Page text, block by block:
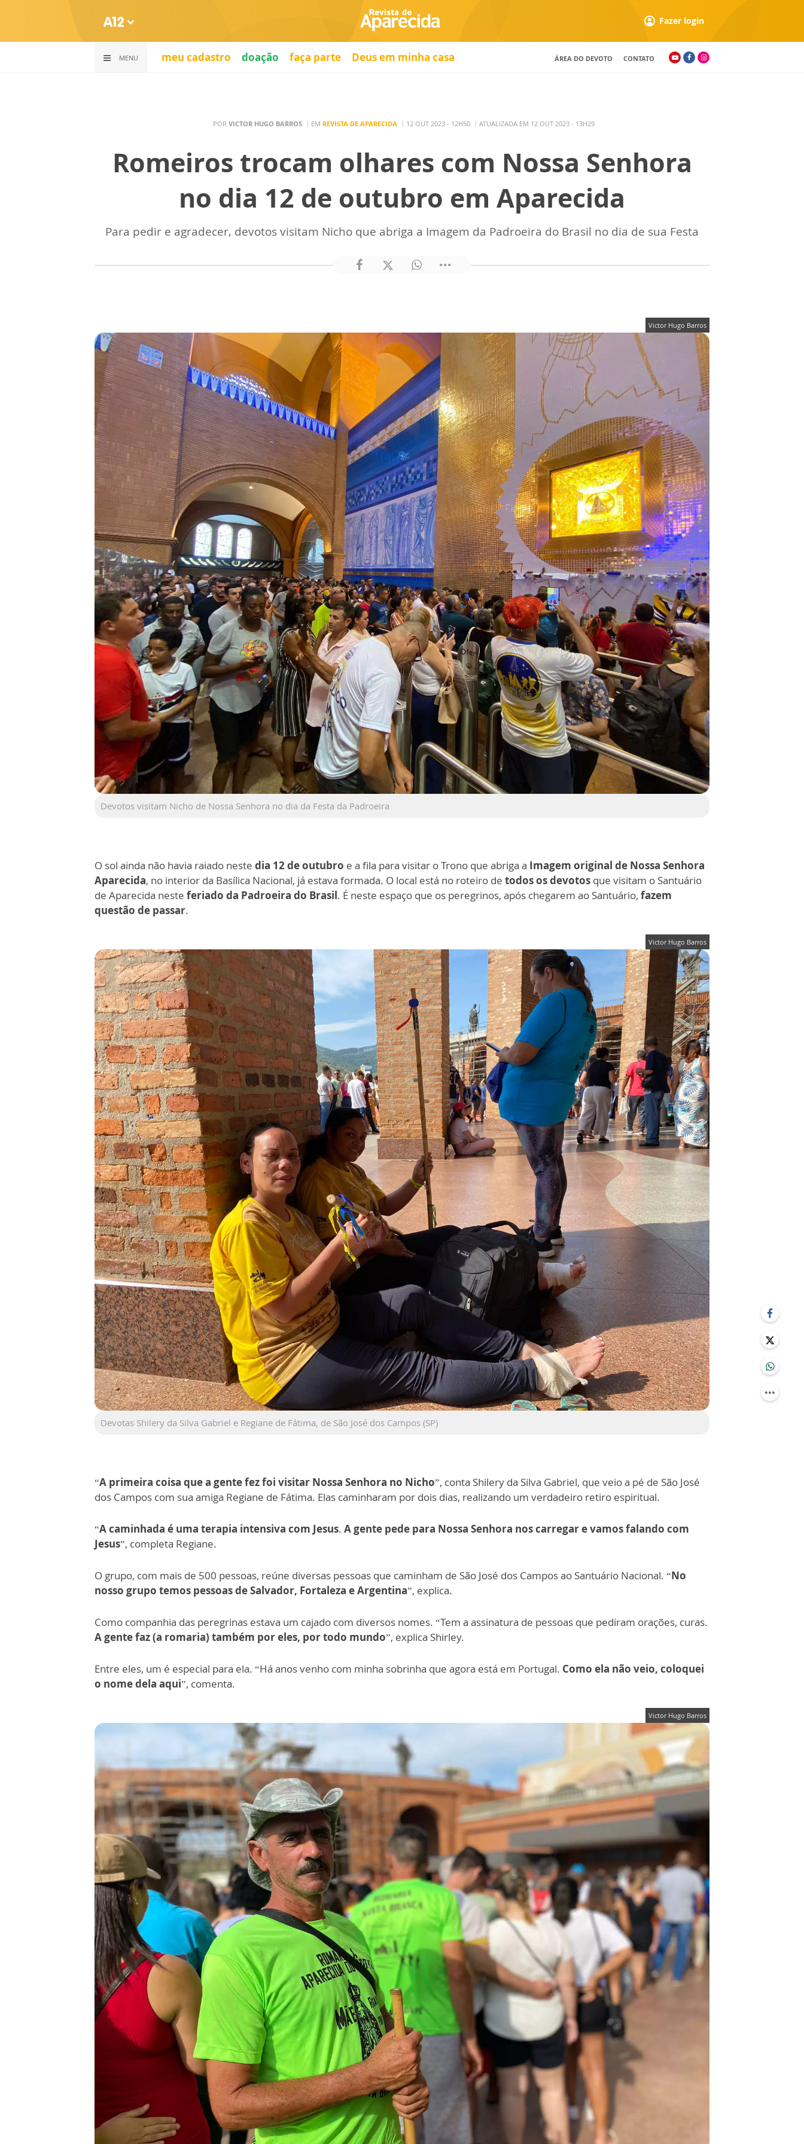
Fazer login
MENU meu cadastro doação faça parte Deus em minha casa ÁREA DO DEVOTO CONTATO
POR VICTOR HUGO BARROS EM REVISTA DE APARECIDA 12 OUT 2023 - 12H50 ATUALIZADA EM 12 OUT 2023 - 13H29
Romeiros trocam olhares com Nossa Senhora
no dia 12 de outubro em Aparecida
Para pedir e agradecer, devotos visitam Nicho que abriga a Imagem da Padroeira do Brasil no dia de sua Festa
Victor Hugo Barros
Devotos visitam Nicho de Nossa Senhora no dia da Festa da Padroeira
O sol ainda não havia raiado neste dia 12 de outubro e a fila para visitar o Trono que abriga a Imagem original de Nossa Senhora
Aparecida, no interior da Basílica Nacional, já estava formada. O local está no roteiro de todos os devotos que visitam o Santuário
de Aparecida neste feriado da Padroeira do Brasil. É neste espaço que os peregrinos, após chegarem ao Santuário, fazem
questão de passar.
Victor Hugo Barros
Devotas Shilery da Silva Gabriel e Regiane de Fátima, de São José dos Campos (SP)
“A primeira coisa que a gente fez foi visitar Nossa Senhora no Nicho”, conta Shilery da Silva Gabriel, que veio a pé de São José
dos Campos com sua amiga Regiane de Fátima. Elas caminharam por dois dias, realizando um verdadeiro retiro espiritual.
“A caminhada é uma terapia intensiva com Jesus. A gente pede para Nossa Senhora nos carregar e vamos falando com
Jesus”, completa Regiane.
O grupo, com mais de 500 pessoas, reúne diversas pessoas que caminham de São José dos Campos ao Santuário Nacional. “No
nosso grupo temos pessoas de Salvador, Fortaleza e Argentina”, explica.
Como companhia das peregrinas estava um cajado com diversos nomes. “Tem a assinatura de pessoas que pediram orações, curas.
A gente faz (a romaria) também por eles, por todo mundo”, explica Shirley.
Entre eles, um é especial para ela. “Há anos venho com minha sobrinha que agora está em Portugal. Como ela não veio, coloquei
o nome dela aqui”, comenta.
Victor Hugo Barros